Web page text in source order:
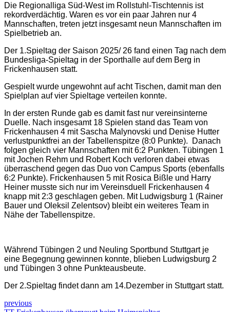
Die Regionalliga Süd-West im Rollstuhl-Tischtennis ist
rekordverdächtig. Waren es vor ein paar Jahren nur 4
Mannschaften, treten jetzt insgesamt neun Mannschaften im
Spielbetrieb an.
Der 1.Spieltag der Saison 2025/ 26 fand einen Tag nach dem
Bundesliga-Spieltag in der Sporthalle auf dem Berg in
Frickenhausen statt.
Gespielt wurde ungewohnt auf acht Tischen, damit man den
Spielplan auf vier Spieltage verteilen konnte.
In der ersten Runde gab es damit fast nur vereinsinterne
Duelle. Nach insgesamt 18 Spielen stand das Team von
Frickenhausen 4 mit Sascha Malynovski und Denise Hutter
verlustpunktfrei an der Tabellenspitze (8:0 Punkte). Danach
folgen gleich vier Mannschaften mit 6:2 Punkten. Tübingen 1
mit Jochen Rehm und Robert Koch verloren dabei etwas
überraschend gegen das Duo von Campus Sports (ebenfalls
6:2 Punkte). Frickenhausen 5 mit Rosica Bißle und Harry
Heiner musste sich nur im Vereinsduell Frickenhausen 4
knapp mit 2:3 geschlagen geben. Mit Ludwigsburg 1 (Rainer
Bauer und Oleksil Zelentsov) bleibt ein weiteres Team in
Nähe der Tabellenspitze.
Während Tübingen 2 und Neuling Sportbund Stuttgart je
eine Begegnung gewinnen konnte, blieben Ludwigsburg 2
und Tübingen 3 ohne Punkteausbeute.
Der 2.Spieltag findet dann am 14.Dezember in Stuttgart statt.
previous